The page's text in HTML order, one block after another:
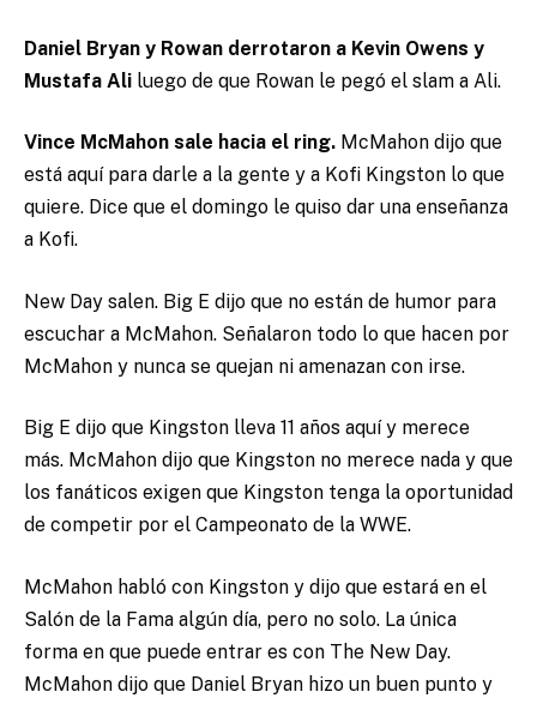
Daniel Bryan y Rowan derrotaron a Kevin Owens y
Mustafa Ali luego de que Rowan le pegó el slam a Ali.
Vince McMahon sale hacia el ring. McMahon dijo que
está aquí para darle a la gente y a Kofi Kingston lo que
quiere. Dice que el domingo le quiso dar una enseñanza
a Kofi.
New Day salen. Big E dijo que no están de humor para
escuchar a McMahon. Señalaron todo lo que hacen por
McMahon y nunca se quejan ni amenazan con irse.
Big E dijo que Kingston lleva 11 años aquí y merece
más. McMahon dijo que Kingston no merece nada y que
los fanáticos exigen que Kingston tenga la oportunidad
de competir por el Campeonato de la WWE.
McMahon habló con Kingston y dijo que estará en el
Salón de la Fama algún día, pero no solo. La única
forma en que puede entrar es con The New Day.
McMahon dijo que Daniel Bryan hizo un buen punto y